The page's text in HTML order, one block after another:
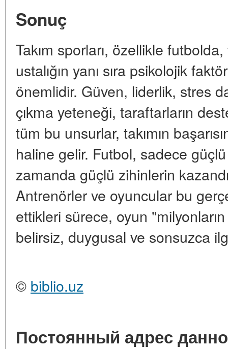
Sonuç
Takım sporları, özellikle
ustalığın yanı sıra psikolojik
önemlidir. Güven, liderlik, stres
çıkma yeteneği, taraftarların
tüm bu unsurlar, takımın
haline gelir. Futbol, sadece güçlü
zamanda güçlü zihinlerin
Antrenörler ve oyuncular bu
ettikleri sürece, oyun
belirsiz, duygusal ve sonsuzca
© biblio.uz
Постоянный адрес